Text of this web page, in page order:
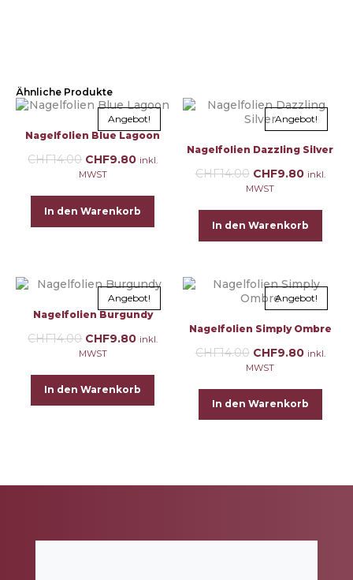
Ähnliche Produkte
Angebot!
Nagelfolien Blue Lagoon
CHF14.00 CHF9.80 inkl.
MWST
In den Warenkorb
Angebot!
Nagelfolien Dazzling Silver
CHF14.00 CHF9.80 inkl.
MWST
In den Warenkorb
Angebot!
Nagelfolien Burgundy
CHF14.00 CHF9.80 inkl.
MWST
In den Warenkorb
Angebot!
Nagelfolien Simply Ombre
CHF14.00 CHF9.80 inkl.
MWST
In den Warenkorb